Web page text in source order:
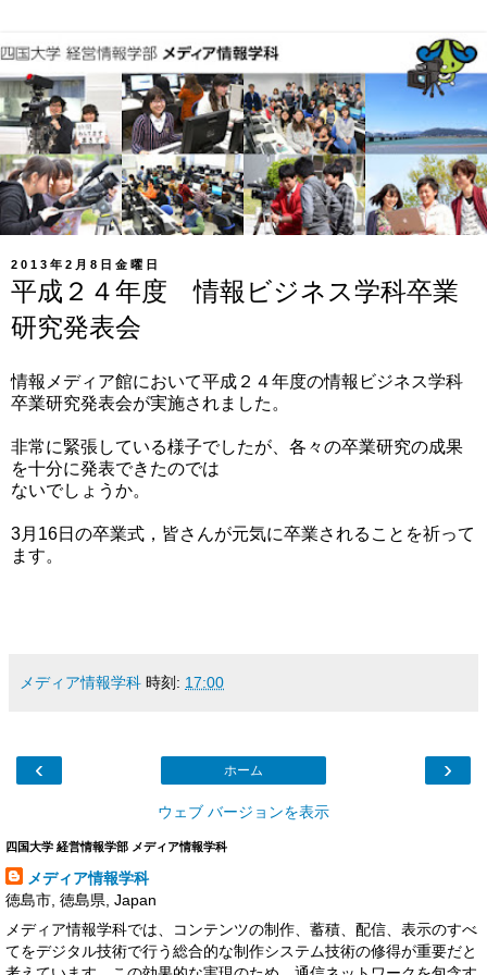
2013年2月8日金曜日
平成２４年度 情報ビジネス学科卒業
研究発表会
情報メディア館において平成２４年度の情報ビジネス学科
卒業研究発表会が実施されました。
非常に緊張している様子でしたが、各々の卒業研究の成果
を十分に発表できたのでは
ないでしょうか。
3月16日の卒業式，皆さんが元気に卒業されることを祈って
ます。
メディア情報学科 時刻: 17:00
‹ ›
ホーム
ウェブ バージョンを表示
四国大学 経営情報学部 メディア情報学科
メディア情報学科
徳島市, 徳島県, Japan
メディア情報学科では、コンテンツの制作、蓄積、配信、表示のすべ
てをデジタル技術で行う総合的な制作システム技術の修得が重要だと